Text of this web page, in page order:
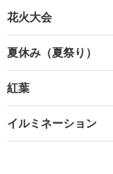
花火大会
夏休み（夏祭り）
紅葉
イルミネーション